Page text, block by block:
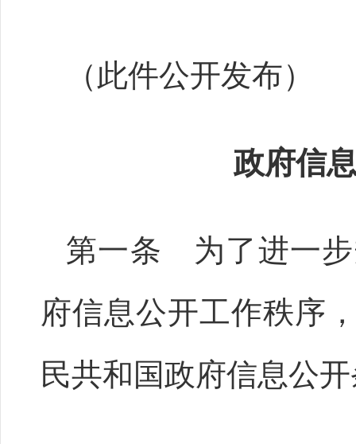
（此件公开发布）
政府信
第一条 为了进一步
府信息公开工作秩序
民共和国政府信息公